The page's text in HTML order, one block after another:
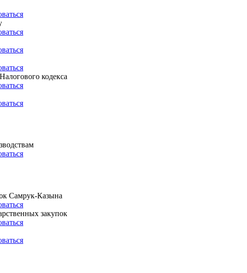
кодекса
Самрук-Казына
закупок